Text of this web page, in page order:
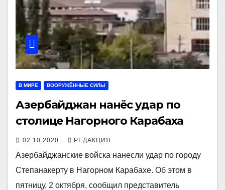
В МИРЕ ВООРУЖЁННЫЕ СИЛЫ
Азербайджан нанёс удар по
столице Нагорного Карабаха
02.10.2020 РЕДАКЦИЯ
Азербайджанские войска нанесли удар по городу
Степанакерту в Нагорном Карабахе. Об этом в
пятницу, 2 октября, сообщил представитель